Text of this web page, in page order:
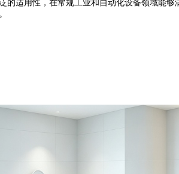
用性，在常规工业和自动化设备领域能